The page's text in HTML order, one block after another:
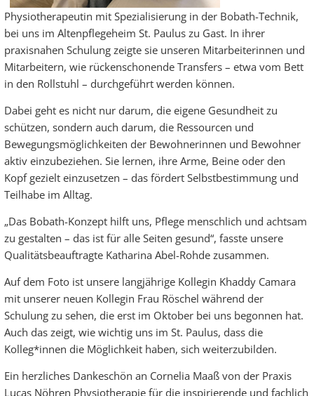
Physiotherapeutin mit Spezialisierung in der Bobath-Technik,
bei uns im Altenpflegeheim St. Paulus zu Gast. In ihrer
praxisnahen Schulung zeigte sie unseren Mitarbeiterinnen und
Mitarbeitern, wie rückenschonende Transfers – etwa vom Bett
in den Rollstuhl – durchgeführt werden können.
Dabei geht es nicht nur darum, die eigene Gesundheit zu
schützen, sondern auch darum, die Ressourcen und
Bewegungsmöglichkeiten der Bewohnerinnen und Bewohner
aktiv einzubeziehen. Sie lernen, ihre Arme, Beine oder den
Kopf gezielt einzusetzen – das fördert Selbstbestimmung und
Teilhabe im Alltag.
„Das Bobath-Konzept hilft uns, Pflege menschlich und achtsam
zu gestalten – das ist für alle Seiten gesund“, fasste unsere
Qualitätsbeauftragte Katharina Abel-Rohde zusammen.
Auf dem Foto ist unsere langjährige Kollegin Khaddy Camara
mit unserer neuen Kollegin Frau Röschel während der
Schulung zu sehen, die erst im Oktober bei uns begonnen hat.
Auch das zeigt, wie wichtig uns im St. Paulus, dass die
Kolleg*innen die Möglichkeit haben, sich weiterzubilden.
Ein herzliches Dankeschön an Cornelia Maaß von der Praxis
Lucas Nöhren Physiotherapie für die inspirierende und fachlich